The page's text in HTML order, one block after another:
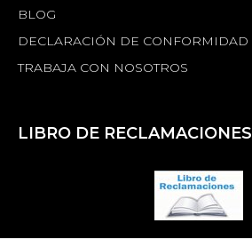
BLOG
DECLARACIÓN DE CONFORMIDAD
TRABAJA CON NOSOTROS
LIBRO DE RECLAMACIONES